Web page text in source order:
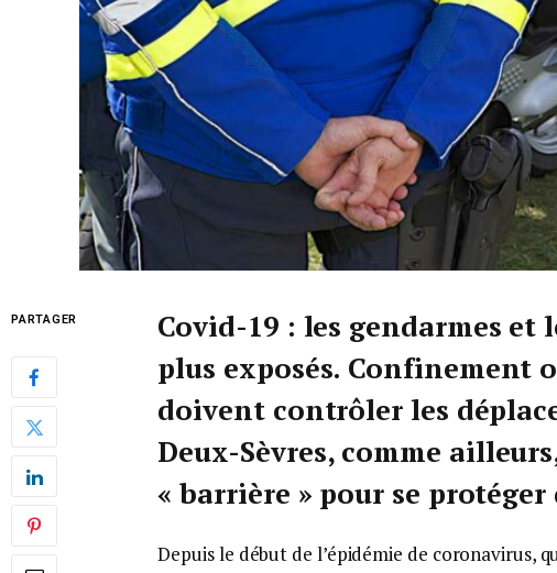
PARTAGER
Covid-19 : les gendarmes
plus exposés. Confinement
doivent contrôler les
Deux-Sèvres, comme
« barrière » pour se protéger
Depuis le début de l’épidémie de coronavirus,